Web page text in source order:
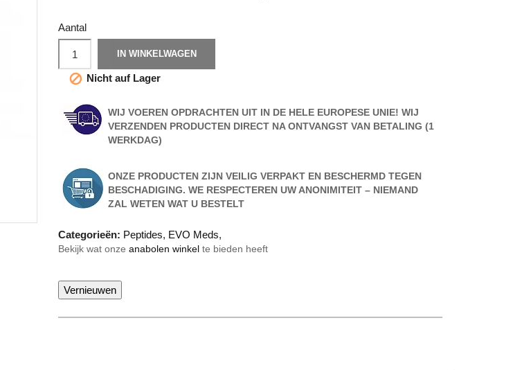
Aantal
IN WINKELWAGEN
 Nicht auf Lager
WIJ VOEREN OPDRACHTEN UIT IN DE HELE EUROPESE UNIE! WIJ
VERZENDEN PRODUCTEN DIRECT NA ONTVANGST VAN BETALING (1
WERKDAG)
ONZE PRODUCTEN ZIJN VEILIG VERPAKT EN BESCHERMD TEGEN
BESCHADIGING. WE RESPECTEREN UW ANONIMITEIT – NIEMAND
ZAL WETEN WAT U BESTELT
Categorieën: Peptides, EVO Meds,
Bekijk wat onze anabolen winkel te bieden heeft